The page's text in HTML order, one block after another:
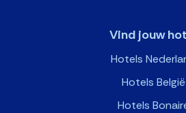
Vind jouw
Hotels
Hotels België
Hotels